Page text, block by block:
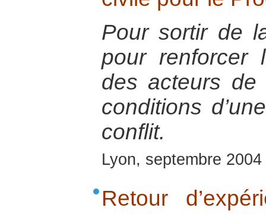
Pour sortir de
pour renforcer
des acteurs
conditions
conflit.
Lyon, septembre 2004
Retour